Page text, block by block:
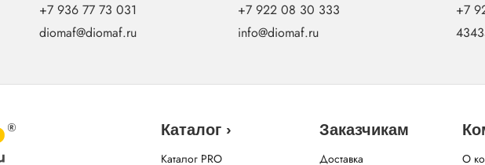
+7 936 77 73 031
diomaf@diomaf.ru
+7 922 08 30 333
info@diomaf.ru
+7
Каталог ›
Каталог PRO
Заказчикам
Доставка О